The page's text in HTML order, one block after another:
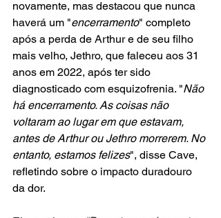
novamente, mas destacou que nunca
haverá um "encerramento" completo
após a perda de Arthur e de seu filho
mais velho, Jethro, que faleceu aos 31
anos em 2022, após ter sido
diagnosticado com esquizofrenia. "Não
há encerramento. As coisas não
voltaram ao lugar em que estavam,
antes de Arthur ou Jethro morrerem. No
entanto, estamos felizes", disse Cave,
refletindo sobre o impacto duradouro
da dor.